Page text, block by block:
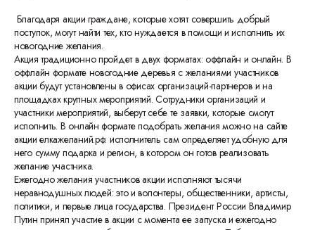
Благодаря акции граждане, которые хотят совершить добрый
поступок, могут найти тех, кто нуждается в помощи и исполнить их
новогодние желания.
Акция традиционно пройдет в двух форматах: оффлайн и онлайн. В
оффлайн формате новогодние деревья с желаниями участников
акции будут установлены в офисах организаций-партнеров и на
площадках крупных мероприятий. Сотрудники организаций и
участники мероприятий, выберут себе те заявки, которые смогут
исполнить. В онлайн формате подобрать желания можно на сайте
акции елкажеланий.рф: исполнитель сам определяет удобную для
него сумму подарка и регион, в котором он готов реализовать
желание участника.
Ежегодно желания участников акции исполняют тысячи
неравнодушных людей: это и волонтеры, общественники, артисты,
политики, и первые лица государства. Президент России Владимир
Путин принял участие в акции с момента ее запуска и ежегодно